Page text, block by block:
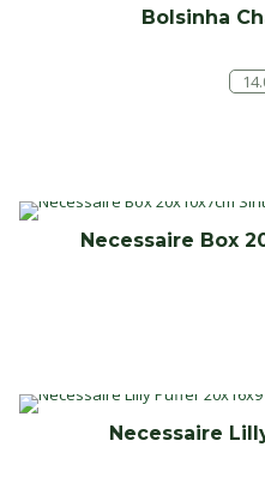
Bolsinha
Necessaire Box
Necessaire